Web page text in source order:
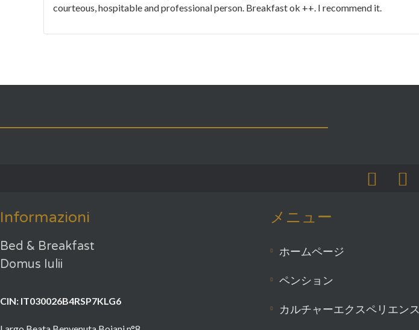
courteous, hospitable and professional person. Breakfast ok ++. I recommend it.
Informazioni メニュー
Bed & Breakfast
Domus Iulii
CIN: IT030026B4RSP7KLG6
ホームページ
ペンション
カルチャーエクスペリエンス